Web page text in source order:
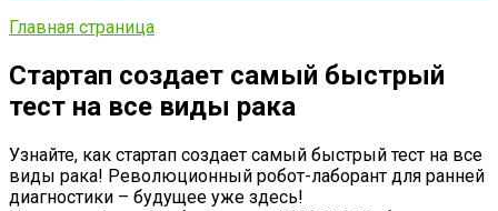
Главная страница
Стартап создает самый быстрый
тест на все виды рака
Узнайте, как стартап создает самый быстрый тест на все
виды рака! Революционный робот-лаборант для ранней
диагностики – будущее уже здесь!